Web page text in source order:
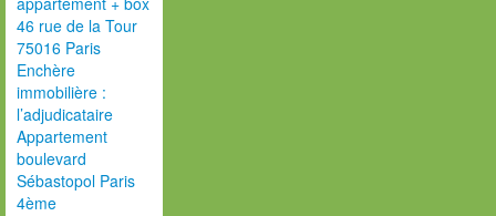
46 rue de la Tour
75016 Paris
Enchère
immobilière :
l’adjudicataire
Appartement
boulevard
Sébastopol Paris
4ème